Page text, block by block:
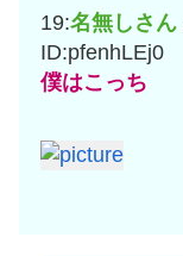
19:名無しさん
ID:pfenhLEj0
僕はこっち